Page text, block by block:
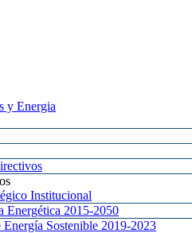
y Energia
Institucional
Energética 2015-2050
Energía Sostenible 2019-2023